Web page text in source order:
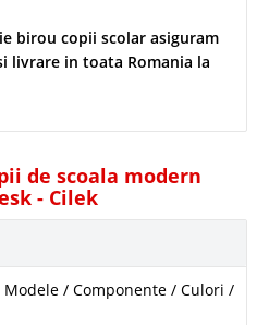
birou copii scolar asiguram
livrare in toata Romania la
de scoala modern
- Cilek
/ Componente / Culori /